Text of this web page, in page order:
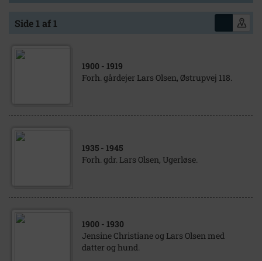
Side 1 af 1
1900 - 1919
Forh. gårdejer Lars Olsen, Østrupvej 118.
1935 - 1945
Forh. gdr. Lars Olsen, Ugerløse.
1900 - 1930
Jensine Christiane og Lars Olsen med
datter og hund.